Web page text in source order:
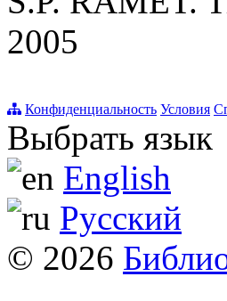
2005
Конфиденциальность Условия
Выбрать язык
English
Русский
© 2026